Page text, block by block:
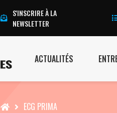
S'INSCRIRE À LA
NEWSLETTER
ACTUALITÉS
Accueil ECG PRIMA